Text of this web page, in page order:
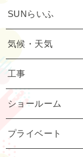
SUNらいふ
気候・天気
工事
ショールーム
プライベート